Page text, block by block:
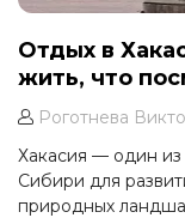
Отдых в
жить, что
Роготнева
Хакасия — один из
Сибири для
природных